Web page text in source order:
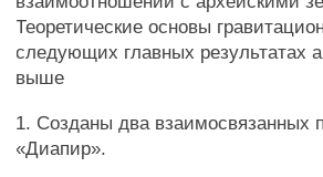
Теоретические основы
следующих главных результатах
выше
1. Созданы два взаимосвязанных
«Диапир».